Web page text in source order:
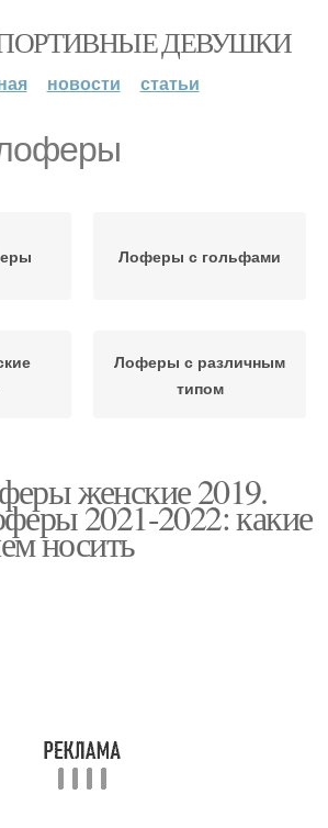
СПОРТИВНЫЕ ДЕВУШКИ
новости статьи
Лоферы с гольфами
Лоферы с различным
типом
женские 2019.
2021-2022: какие
носить